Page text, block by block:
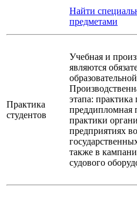
Найти
предметами
Практика
студентов
Учебная и
являются
этапа:
преддипломная
практики
предприятиях
также в
судового